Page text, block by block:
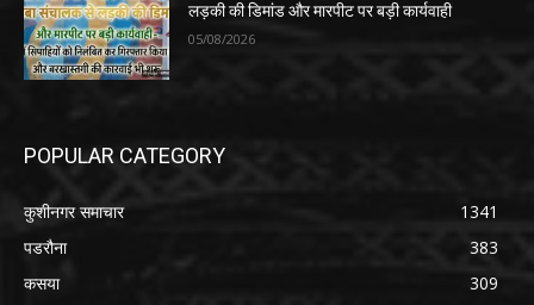
लड़की की डिमांड और मारपीट पर बड़ी कार्यवाही
05/08/2026
POPULAR CATEGORY
कुशीनगर समाचार
1341
पडरौना
383
कसया
309